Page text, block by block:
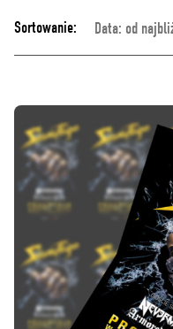
Sortowanie: